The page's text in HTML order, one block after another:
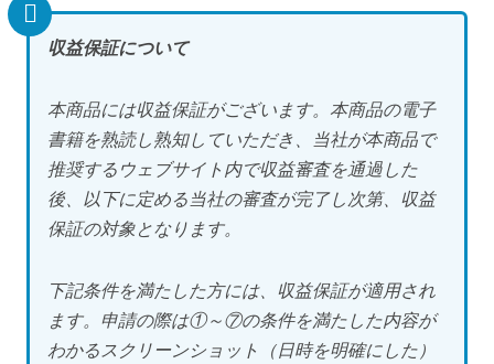
収益保証について
本商品には収益保証がございます。本商品の電子
書籍を熟読し熟知していただき、当社が本商品で
推奨するウェブサイト内で収益審査を通過した
後、以下に定める当社の審査が完了し次第、収益
保証の対象となります。
下記条件を満たした方には、収益保証が適用され
ます。申請の際は①～⑦の条件を満たした内容が
わかるスクリーンショット（日時を明確にした）